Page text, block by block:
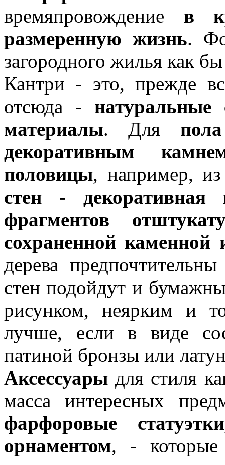
времяпровождение в
размеренную жизнь.
загородного жилья как
Кантри - это, прежде
отсюда - натуральные
материалы. Для пола
декоративным
половицы, например,
стен - декоративная
фрагментов
сохраненной
дерева
стен подойдут и
рисунком, неярким и
лучше, если в виде
патиной бронзы или
Аксессуары для стиля
масса интересных
фарфоровые
орнаментом, - которые